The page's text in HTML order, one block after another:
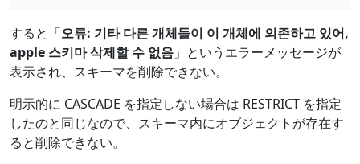
すると「오류: 기타 다른 개체들이 이 개체에 의존하고 있어,
apple 스키마 삭제할 수 없음 」というエラーメッセージが
表示され、スキーマを削除できない。
明示的に CASCADE を指定しない場合は RESTRICT を指定
したのと同じなので、スキーマ内にオブジェクトが存在す
ると削除できない。